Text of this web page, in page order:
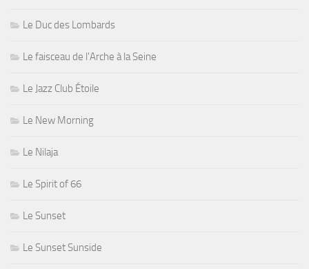
Le Duc des Lombards
Le faisceau de l'Arche à la Seine
Le Jazz Club Étoile
Le New Morning
Le Nilaja
Le Spirit of 66
Le Sunset
Le Sunset Sunside